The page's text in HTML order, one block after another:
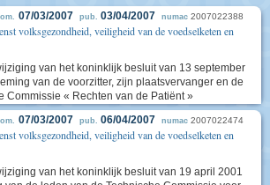
07/03/2007 pub. 03/04/2007 numac 2007022388
volksgezondheid, veiligheid van de voedselketen en
van het koninklijk besluit van 13 september
van de voorzitter, zijn plaatsvervanger en de
Commissie « Rechten van de Patiënt »
07/03/2007 pub. 06/04/2007 numac 2007022474
volksgezondheid, veiligheid van de voedselketen en
van het koninklijk besluit van 19 april 2001